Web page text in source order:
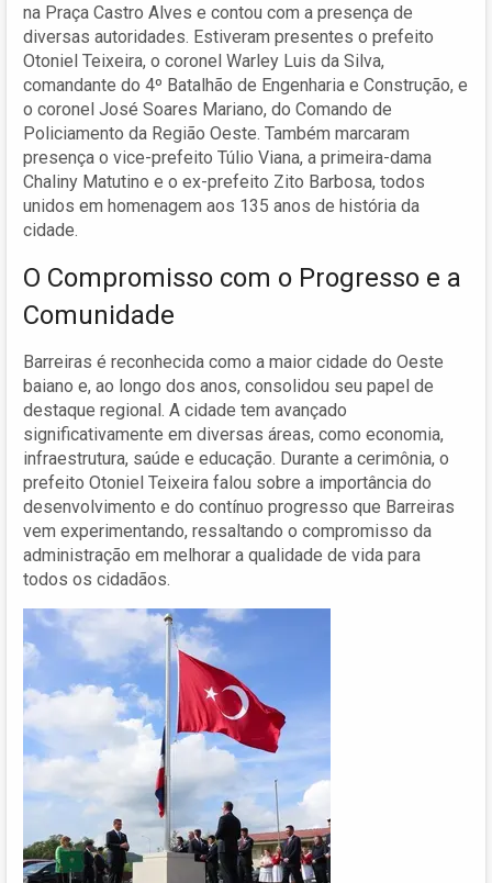
na Praça Castro Alves e contou com a presença de
diversas autoridades. Estiveram presentes o prefeito
Otoniel Teixeira, o coronel Warley Luis da Silva,
comandante do 4º Batalhão de Engenharia e Construção, e
o coronel José Soares Mariano, do Comando de
Policiamento da Região Oeste. Também marcaram
presença o vice-prefeito Túlio Viana, a primeira-dama
Chaliny Matutino e o ex-prefeito Zito Barbosa, todos
unidos em homenagem aos 135 anos de história da
cidade.
O Compromisso com o Progresso e a
Comunidade
Barreiras é reconhecida como a maior cidade do Oeste
baiano e, ao longo dos anos, consolidou seu papel de
destaque regional. A cidade tem avançado
significativamente em diversas áreas, como economia,
infraestrutura, saúde e educação. Durante a cerimônia, o
prefeito Otoniel Teixeira falou sobre a importância do
desenvolvimento e do contínuo progresso que Barreiras
vem experimentando, ressaltando o compromisso da
administração em melhorar a qualidade de vida para
todos os cidadãos.